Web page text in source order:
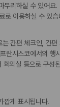
무리하실 수 있어요.
이용하실 수 있습
간편 체크인, 간
란시스코에서의 행
의실 등으로 구성
깝게 표시됩니다.